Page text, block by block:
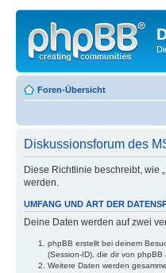
Foren-Übersicht
Diskussionsforum des
Diese Richtlinie beschreibt, wie
werden.
UMFANG UND ART DER
Deine Daten werden auf zwei
phpBB erstellt bei deinem
(Session-ID), die dir von
Weitere Daten werden